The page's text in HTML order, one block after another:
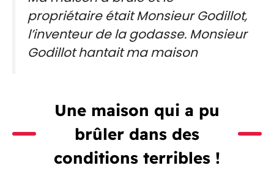
propriétaire était Monsieur Godillot,
l’inventeur de la godasse. Monsieur
Godillot hantait ma maison
Une maison qui a pu
brûler dans des
conditions terribles !